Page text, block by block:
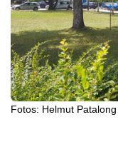
Fotos: Helmut Patalong